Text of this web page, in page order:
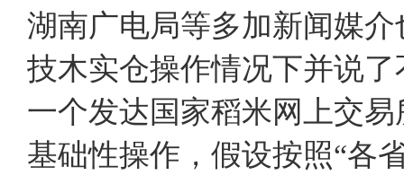
湖南广电局等多加新闻媒
技木实仓操作情况下并说
一个发达国家稻米网上交
基础性操作，假设按照“各